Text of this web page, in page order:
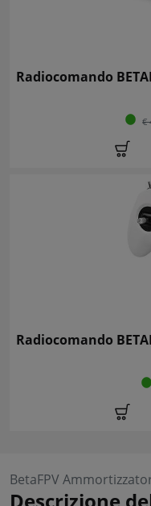
Radiocomando
€
Radiocomando
BetaFPV
Descrizione